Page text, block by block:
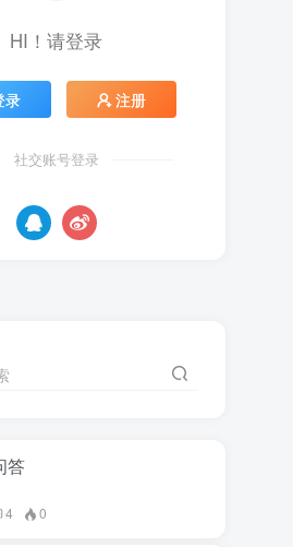
HI！请登录
录 注册
社交账号登录
答
4 0